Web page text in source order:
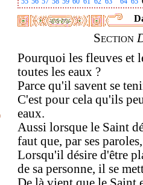
Section
Pourquoi les fleuves et
toutes les eaux ?
Parce qu'il savent se
C'est pour cela qu'ils
eaux.
Aussi lorsque le Saint
faut que, par ses
Lorsqu'il désire d'être
de sa personne, il se